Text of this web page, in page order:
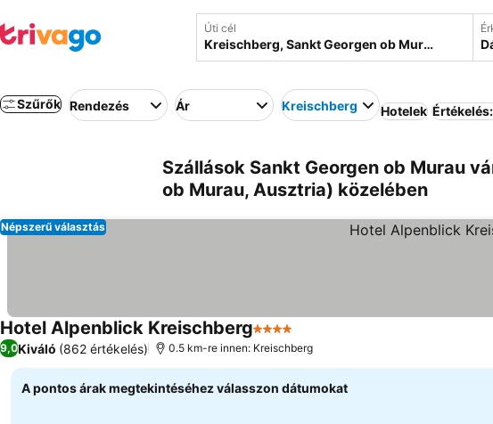
Úti cél
Szűrők Rendezés Ár Kreischberg Hotelek
Szállások Sankt Georgen ob Murau
ob Murau, Ausztria) közelében
Népszerű választás
Hotel Alpenblick Kreischberg4 Kategória
9,0Kiváló (862 értékelés) 0.5 km-re innen: Kreischberg
A pontos árak megtekintéséhez válasszon dátumokat